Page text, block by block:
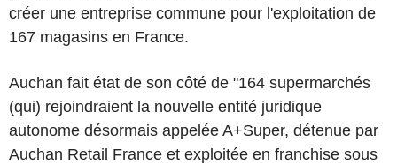
créer une entreprise commune pour l'exploitation de
167 magasins en France.
Auchan fait état de son côté de "164 supermarchés
(qui) rejoindraient la nouvelle entité juridique
autonome désormais appelée A+Super, détenue par
Auchan Retail France et exploitée en franchise sous